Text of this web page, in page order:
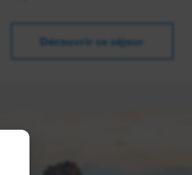
Découvrir ce séjour